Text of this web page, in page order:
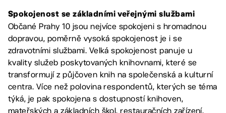
Spokojenost se základními veřejnými službami
Občané Prahy 10 jsou nejvíce spokojeni s hromadnou
dopravou, poměrně vysoká spokojenost je i se
zdravotními službami. Velká spokojenost panuje u
kvality služeb poskytovaných knihovnami, které se
transformují z půjčoven knih na společenská a kulturní
centra. Více než polovina respondentů, kterých se téma
týká, je pak spokojena s dostupností knihoven,
mateřských a základních škol, restauračních zařízení,